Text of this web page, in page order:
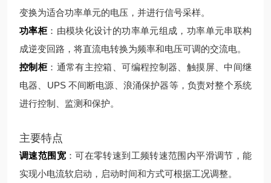
变换为适合功率单元的电压，并进行信号采样。
功率柜：由模块化设计的功率单元组成，功率单元串联构
成逆变回路，将直流电转换为频率和电压可调的交流电。
控制柜：通常有主控箱、可编程控制器、触摸屏、中间继
电器、UPS 不间断电源、浪涌保护器等，负责对整个系统
进行控制、监测和保护。
主要特点
调速范围宽：可在零转速到工频转速范围内平滑调节，能
实现小电流软启动，启动时间和方式可根据工况调整。